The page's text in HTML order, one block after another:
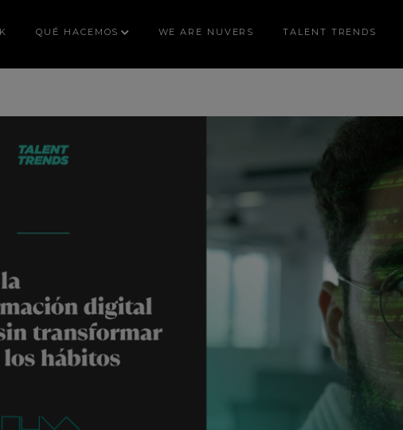
QUÉ HACEMOS WE ARE NUVERS TALENT TRENDS